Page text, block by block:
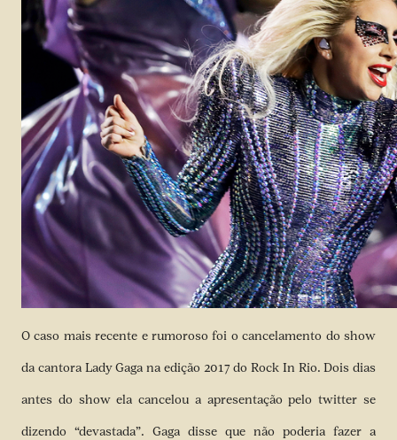
O caso mais recente e rumoroso foi ocancelamento do show
da cantora Lady Gaga na edição 2017 do Rock In Rio. Dois dias
antes do show ela cancelou a apresentação pelo twitter se
dizendo “devastada”. Gaga disse que não poderia fazer a